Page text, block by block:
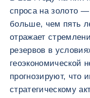
спроса на золото
больше, чем пять
отражает
резервов в
геоэкономической
прогнозируют, что
стратегическому